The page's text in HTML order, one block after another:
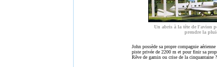
Un abris à la tête de l'avion
prendre la
John possède sa propre compagnie
piste privée de 2200 m et pour finir sa
Rêve de gamin ou crise de la cinquantaine ?